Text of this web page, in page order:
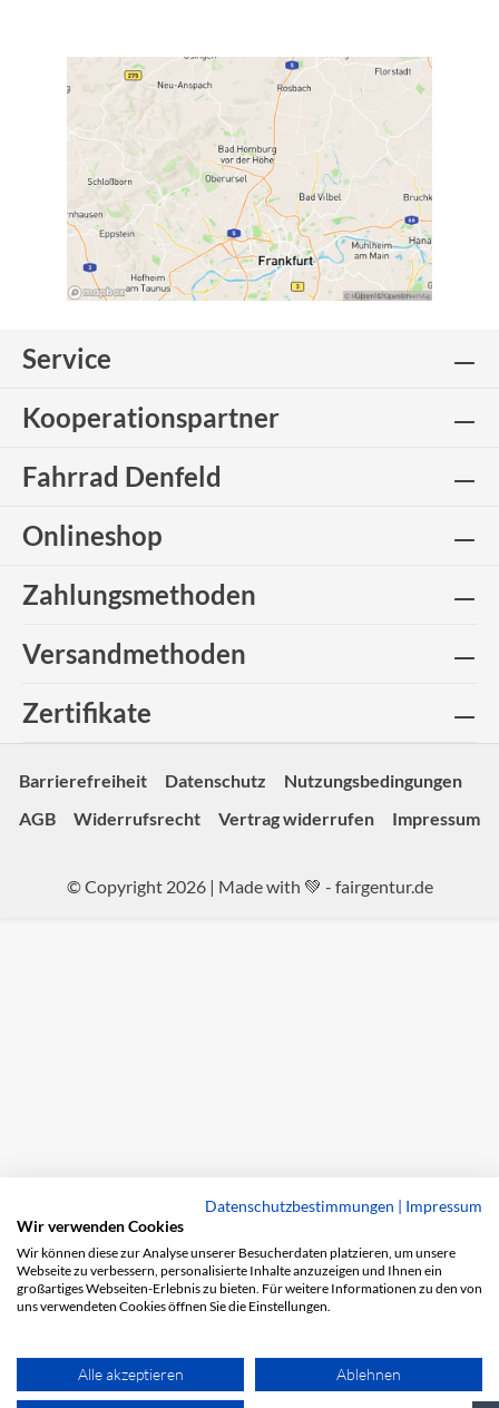
Service
Kooperationspartner
Fahrrad Denfeld
Onlineshop
Zahlungsmethoden
Versandmethoden
Zertifikate
Barrierefreiheit Datenschutz
Nutzungsbedingungen
AGB
Widerrufsrecht Vertrag widerrufen Impressum
© Copyright 2026 | Made with 💚 - fairgentur.de
Datenschutzbestimmungen | Impressum
Wir verwenden Cookies
Wir können diese zur Analyse unserer Besucherdaten platzieren, um unsere
Webseite zu verbessern, personalisierte Inhalte anzuzeigen und Ihnen ein
großartiges Webseiten-Erlebnis zu bieten. Für weitere Informationen zu den von
uns verwendeten Cookies öffnen Sie die Einstellungen.
Alle akzeptieren Ablehnen